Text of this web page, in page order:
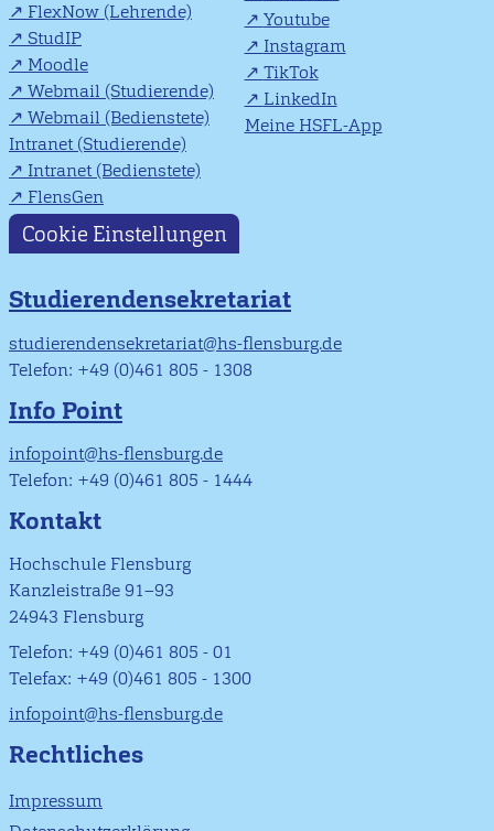
FlexNow (Lehrende)
StudIP
Moodle
Webmail (Studierende)
Webmail (Bedienstete)
Intranet (Studierende)
Intranet (Bedienstete)
FlensGen
Youtube
Instagram
TikTok
LinkedIn
Meine HSFL-App
Cookie Einstellungen
Studierendensekretariat
studierendensekretariat@hs-flensburg.de
Telefon: +49 (0)461 805 - 1308
Info Point
infopoint@hs-flensburg.de
Telefon: +49 (0)461 805 - 1444
Kontakt
Hochschule Flensburg
Kanzleistraße 91–93
24943 Flensburg
Telefon: +49 (0)461 805 - 01
Telefax: +49 (0)461 805 - 1300
infopoint@hs-flensburg.de
Rechtliches
Impressum